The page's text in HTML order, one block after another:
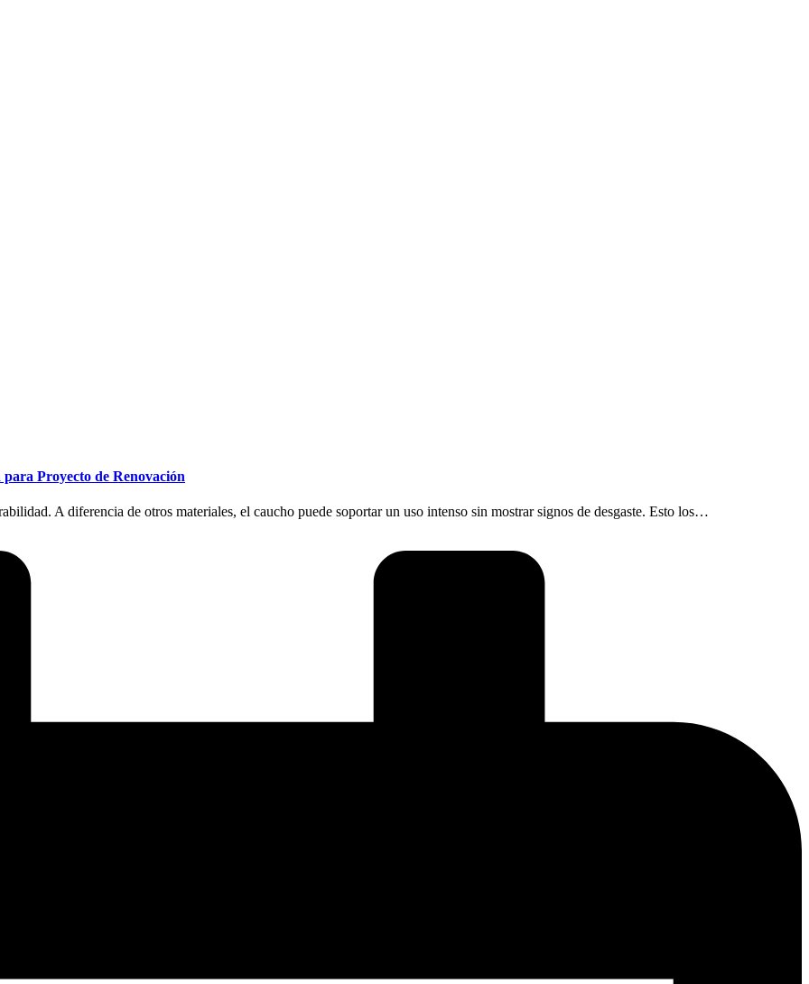
Proyecto de Renovación
A diferencia de otros materiales, el caucho puede soportar un uso intenso sin mostrar signos de desgaste. Esto los…